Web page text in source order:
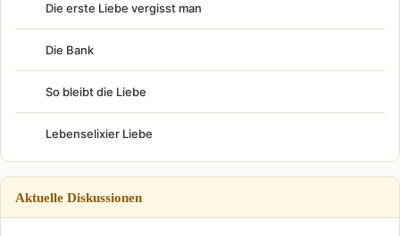
Die erste Liebe vergisst man
Die Bank
So bleibt die Liebe
Lebenselixier Liebe
Aktuelle Diskussionen